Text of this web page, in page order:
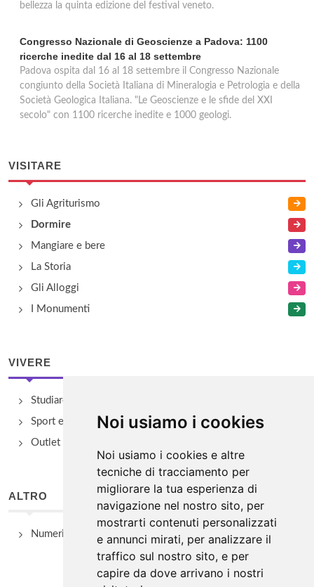
Noi usiamo i cookies
Noi usiamo i cookies e altre
tecniche di tracciamento per
migliorare la tua esperienza di
navigazione nel nostro sito, per
mostrarti contenuti personalizzati
e annunci mirati, per analizzare il
traffico sul nostro sito, e per
capire da dove arrivano i nostri
bellezza la quinta edizione del festival veneto.
Congresso Nazionale di Geoscienze a Padova: 1100
ricerche inedite dal 16 al 18 settembre
Padova ospita dal 16 al 18 settembre il Congresso Nazionale
congiunto della Società Italiana di Mineralogia e Petrologia e della
Società Geologica Italiana. "Le Geoscienze e le sfide del XXI
secolo" con 1100 ricerche inedite e 1000 geologi.
VISITARE
Gli Agriturismo
Dormire
Mangiare e bere
La Storia
Gli Alloggi
I Monumenti
VIVERE
Studiare
Sport e Benessere
Outlet e spacci aziendali
ALTRO
Numeri Utili